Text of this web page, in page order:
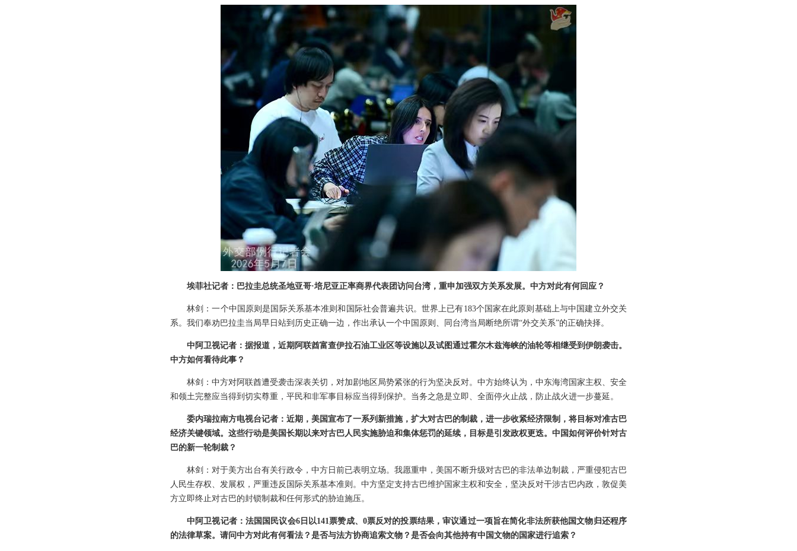
埃菲社记者：巴拉圭总统圣地亚哥·培尼亚正率商界代表团访问台湾，重申加强双方关系发展。中方对此有何回应？
林剑：一个中国原则是国际关系基本准则和国际社会普遍共识。世界上已有183个国家在此原则基础上与中国建立外交关
系。我们奉劝巴拉圭当局早日站到历史正确一边，作出承认一个中国原则、同台湾当局断绝所谓“外交关系”的正确抉择。
中阿卫视记者：据报道，近期阿联酋富查伊拉石油工业区等设施以及试图通过霍尔木兹海峡的油轮等相继受到伊朗袭击。
中方如何看待此事？
林剑：中方对阿联酋遭受袭击深表关切，对加剧地区局势紧张的行为坚决反对。中方始终认为，中东海湾国家主权、安全
和领土完整应当得到切实尊重，平民和非军事目标应当得到保护。当务之急是立即、全面停火止战，防止战火进一步蔓延。
委内瑞拉南方电视台记者：近期，美国宣布了一系列新措施，扩大对古巴的制裁，进一步收紧经济限制，将目标对准古巴
经济关键领域。这些行动是美国长期以来对古巴人民实施胁迫和集体惩罚的延续，目标是引发政权更迭。中国如何评价针对古
巴的新一轮制裁？
林剑：对于美方出台有关行政令，中方日前已表明立场。我愿重申，美国不断升级对古巴的非法单边制裁，严重侵犯古巴
人民生存权、发展权，严重违反国际关系基本准则。中方坚定支持古巴维护国家主权和安全，坚决反对干涉古巴内政，敦促美
方立即终止对古巴的封锁制裁和任何形式的胁迫施压。
中阿卫视记者：法国国民议会6日以141票赞成、0票反对的投票结果，审议通过一项旨在简化非法所获他国文物归还程序
的法律草案。请问中方对此有何看法？是否与法方协商追索文物？是否会向其他持有中国文物的国家进行追索？